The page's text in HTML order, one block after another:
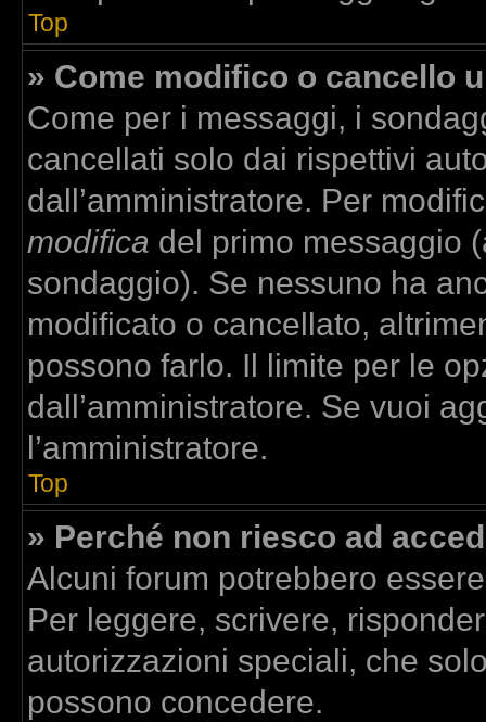
Top
» Come modifico o cancello
Come per i messaggi, i
cancellati solo dai rispettivi
dall’amministratore. Per
modifica del primo messaggio
sondaggio). Se nessuno ha
modificato o cancellato,
possono farlo. Il limite per le
dall’amministratore. Se vuoi
l’amministratore.
Top
» Perché non riesco ad
Alcuni forum potrebbero
Per leggere, scrivere,
autorizzazioni speciali, che
possono concedere.